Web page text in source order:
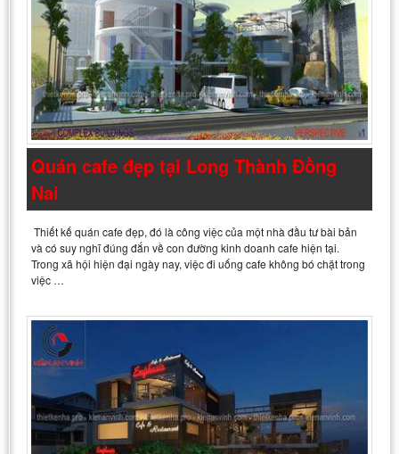
Quán cafe đẹp tại Long Thành Đồng
Nai
Thiết kế quán cafe đẹp, đó là công việc của một nhà đầu tư bài bản
và có suy nghĩ đúng đắn về con đường kinh doanh cafe hiện tại.
Trong xã hội hiện đại ngày nay, việc đi uống cafe không bó chặt trong
việc …